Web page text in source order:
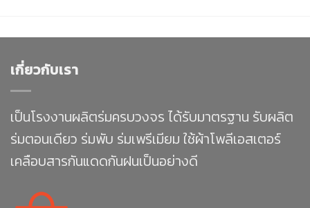
เกี่ยวกับเรา
เป็นโรงงานผลิตร่มครบวงจร ได้รับมาตรฐาน รับผลิต
ร่มตอนเดียว ร่มพับ ร่มเพรีเมียม ใช้ผ้าโพลีเอสเตอร์
เคลือบสารกันแดดกันฝนเป็นอย่างดี